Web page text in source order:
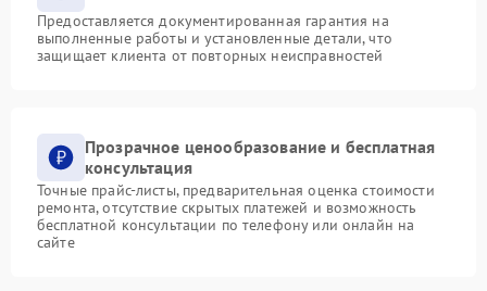
Предоставляется документированная гарантия на
выполненные работы и установленные детали, что
защищает клиента от повторных неисправностей
Прозрачное ценообразование и бесплатная
консультация
Точные прайс-листы, предварительная оценка стоимости
ремонта, отсутствие скрытых платежей и возможность
бесплатной консультации по телефону или онлайн на
сайте